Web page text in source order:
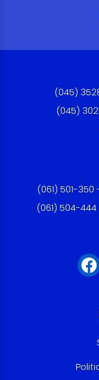
(045)
(045)
(061) 501-
(061) 504-